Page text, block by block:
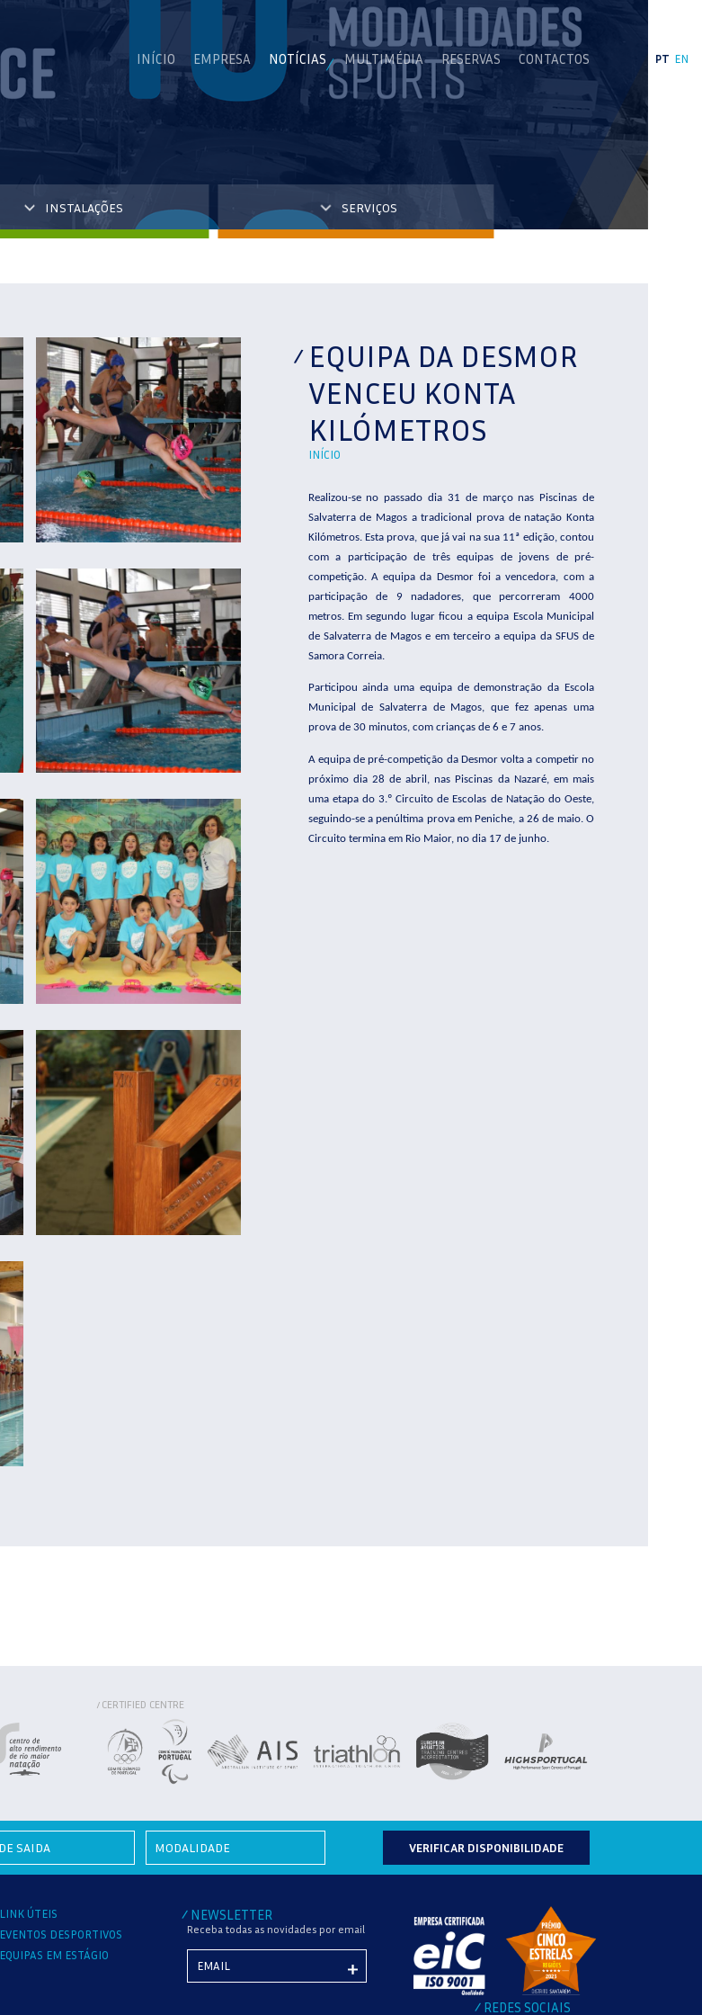
INÍCIO EMPRESA NOTÍCIAS MULTIMÉDIA RESERVAS CONTACTOS PT EN
INSTALAÇÕES SERVIÇOS
EQUIPA DA DESMOR
VENCEU KONTA
KILÓMETROS
INÍCIO
Realizou-se no passado dia 31 de março nas Piscinas de
Salvaterra de Magos a tradicional prova de natação Konta
Kilómetros. Esta prova, que já vai na sua 11ª edição, contou
com a participação de três equipas de jovens de pré-
competição. A equipa da Desmor foi a vencedora, com a
participação de 9 nadadores, que percorreram 4000
metros. Em segundo lugar ficou a equipa Escola Municipal
de Salvaterra de Magos e em terceiro a equipa da SFUS de
Samora Correia.
Participou ainda uma equipa de demonstração da Escola
Municipal de Salvaterra de Magos, que fez apenas uma
prova de 30 minutos, com crianças de 6 e 7 anos.
A equipa de pré-competição da Desmor volta a competir no
próximo dia 28 de abril, nas Piscinas da Nazaré, em mais
uma etapa do 3.º Circuito de Escolas de Natação do Oeste,
seguindo-se a penúltima prova em Peniche, a 26 de maio. O
Circuito termina em Rio Maior, no dia 17 de junho.
/ CERTIFIED CENTRE
MODALIDADE VERIFICAR DISPONIBILIDADE
LINK ÚTEIS
EVENTOS DESPORTIVOS
EQUIPAS EM ESTÁGIO
/ NEWSLETTER
Receba todas as novidades por email
/ REDES SOCIAIS